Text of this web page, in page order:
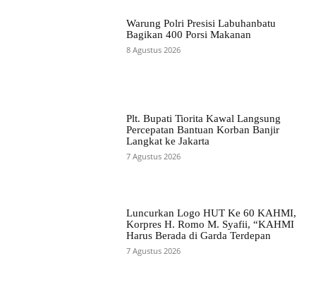
Warung Polri Presisi Labuhanbatu
Bagikan 400 Porsi Makanan
8 Agustus 2026
Plt. Bupati Tiorita Kawal Langsung
Percepatan Bantuan Korban Banjir
Langkat ke Jakarta
7 Agustus 2026
Luncurkan Logo HUT Ke 60 KAHMI,
Korpres H. Romo M. Syafii, “KAHMI
Harus Berada di Garda Terdepan
7 Agustus 2026